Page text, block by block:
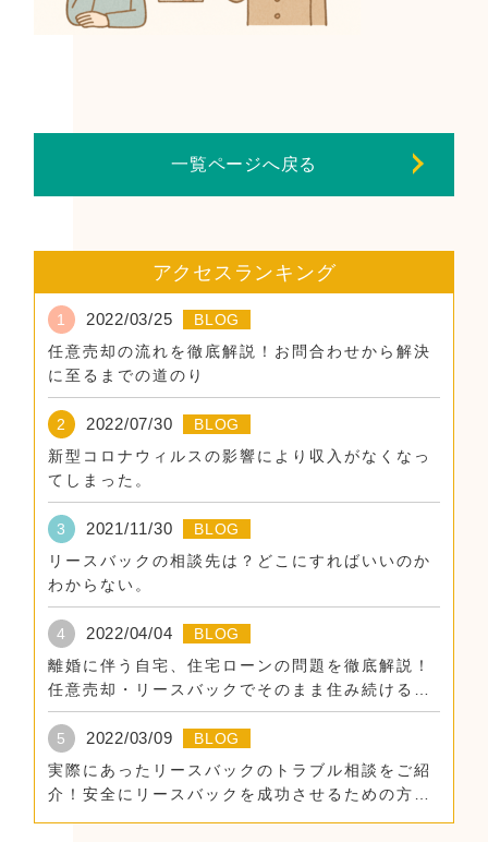
一覧ページへ戻る
アクセスランキング
1 2022/03/25
BLOG
任意売却の流れを徹底解説！お問合わせから解決
に至るまでの道のり
2 2022/07/30
BLOG
新型コロナウィルスの影響により収入がなくなっ
てしまった。
3 2021/11/30
BLOG
リースバックの相談先は？どこにすればいいのか
わからない。
4 2022/04/04
BLOG
離婚に伴う自宅、住宅ローンの問題を徹底解説！
任意売却・リースバックでそのまま住み続けるた
めに。
5
2022/03/09
BLOG
実際にあったリースバックのトラブル相談をご紹
介！安全にリースバックを成功させるための方
法！